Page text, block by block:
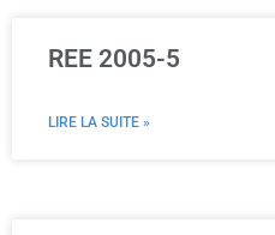
REE 2005-5
LIRE LA SUITE »